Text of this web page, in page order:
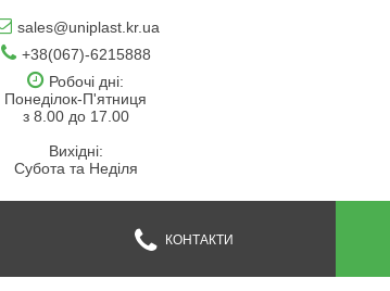
sales@uniplast.kr.ua
+38(067)-6215888
Робочі дні:
Понеділок-П'ятниця
з 8.00 до 17.00
Вихідні:
Субота та Неділя
КОНТАКТИ